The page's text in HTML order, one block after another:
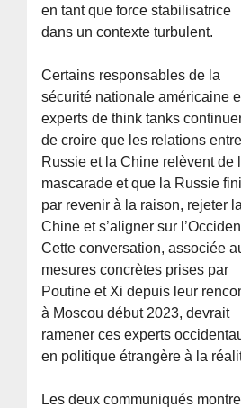
en tant que force stabilisatrice
dans un contexte turbulent.
Certains responsables de la
sécurité nationale américaine
experts de think tanks
de croire que les relations
Russie et la Chine relèvent de
mascarade et que la Russie
par revenir à la raison, rejeter la
Chine et s’aligner sur
Cette conversation, associée
mesures concrètes prises par
Poutine et Xi depuis leur
à Moscou début 2023, devrait
ramener ces experts
en politique étrangère à la
Les deux communiqués